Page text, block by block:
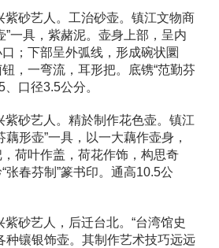
紫砂艺人。工治砂壶。镇江文物商
”一具，紫赭泥。壶身上部，呈内
；下部呈外弧线，形成碗状圜
，一弯流，耳形把。底镌“范勤芬
、口径3.5公分。
紫砂艺人。精於制作花色壶。镇江
藕形壶”一具，以一大藕作壶身，
荷叶作盖，荷花作饰，构思奇
张春芬制”篆书印。通高10.5公
砂艺人，后迁台北。“台湾馆史
种镶银饰壶。其制作艺术技巧远远